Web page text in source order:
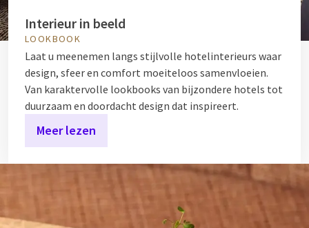
Interieur in beeld
LOOKBOOK
Laat u meenemen langs stijlvolle hotelinterieurs waar
design, sfeer en comfort moeiteloos samenvloeien.
Van karaktervolle lookbooks van bijzondere hotels tot
duurzaam en doordacht design dat inspireert.
Meer lezen